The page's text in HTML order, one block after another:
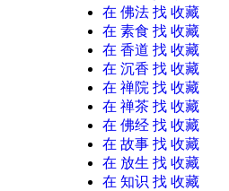
在 佛法 找 收藏
在 素食 找 收藏
在 香道 找 收藏
在 沉香 找 收藏
在 禅院 找 收藏
在 禅茶 找 收藏
在 佛经 找 收藏
在 故事 找 收藏
在 放生 找 收藏
在 知识 找 收藏